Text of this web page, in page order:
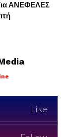
ΑΝΕΦΕΛΕΣ
Like